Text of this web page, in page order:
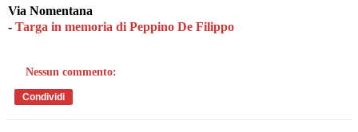
Via Nomentana
- Targa in memoria di Peppino De Filippo
Nessun commento:
Condividi